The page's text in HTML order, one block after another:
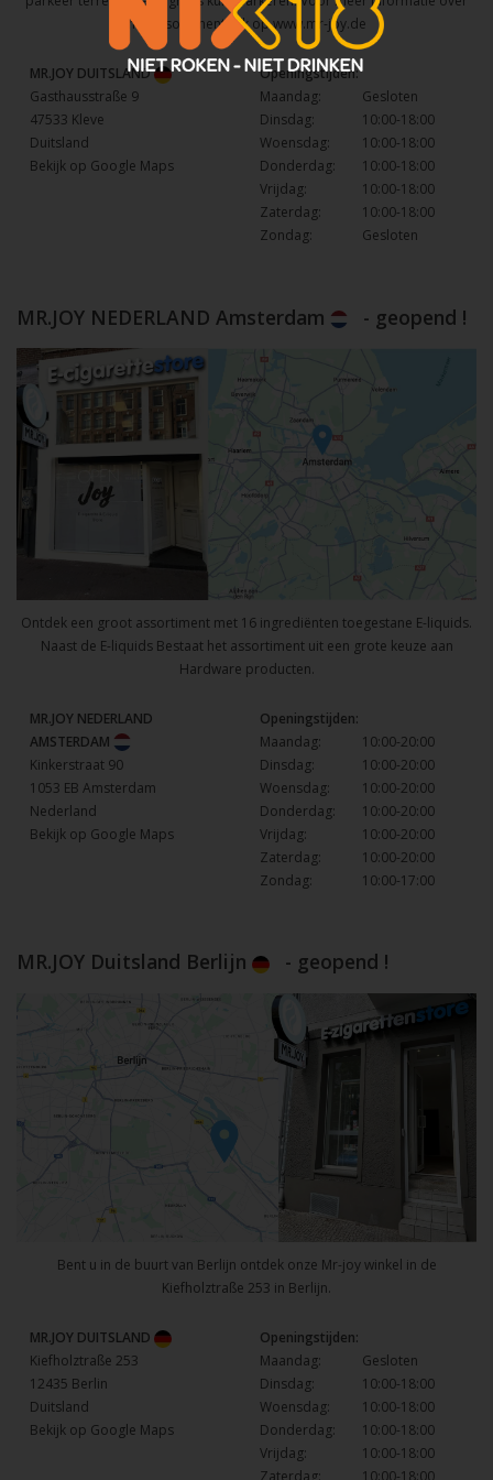
het assortiment kijk opwww.mr-joy.de
MR.JOY DUITSLAND
Gasthausstraße 9
47533 Kleve
Duitsland
Bekijk op Google Maps
Openingstijden:
Maandag:
Gesloten
Dinsdag:
10:00-18:00
Woensdag:
10:00-18:00
Donderdag:
10:00-18:00
Vrijdag:
10:00-18:00
Zaterdag:
10:00-18:00
Zondag:
Gesloten
MR.JOY NEDERLAND Amsterdam - geopend !
Ontdek een groot assortiment met 16 ingrediënten toegestane E-liquids.
Naast de E-liquids Bestaat het assortiment uit een grote keuze aan
Hardware producten.
MR.JOY NEDERLAND
AMSTERDAM
Kinkerstraat 90
1053 EB Amsterdam
Nederland
Bekijk op Google Maps
Openingstijden:
Maandag:
10:00-20:00
Dinsdag:
10:00-20:00
Woensdag:
10:00-20:00
Donderdag:
10:00-20:00
Vrijdag:
10:00-20:00
Zaterdag:
10:00-20:00
Zondag:
10:00-17:00
MR.JOY Duitsland Berlijn - geopend !
Bent u in de buurt van Berlijn ontdek onze Mr-joy winkel in de
Kiefholztraße 253 in Berlijn.
MR.JOY DUITSLAND
Kiefholztraße 253
12435 Berlin
Duitsland
Bekijk op Google Maps
Openingstijden:
Maandag:
Gesloten
Dinsdag:
10:00-18:00
Woensdag:
10:00-18:00
Donderdag:
10:00-18:00
Vrijdag:
10:00-18:00
Zaterdag:
10:00-18:00